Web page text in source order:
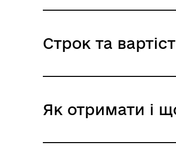
Технологічна картка
Строк та
Адміністративний збір:
Строк надання: 30 днів
Як отримати і